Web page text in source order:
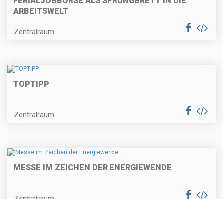
ARBEITSWELT
Zentralraum
TOPTIPP
Zentralraum
MESSE IM ZEICHEN DER ENERGIEWENDE